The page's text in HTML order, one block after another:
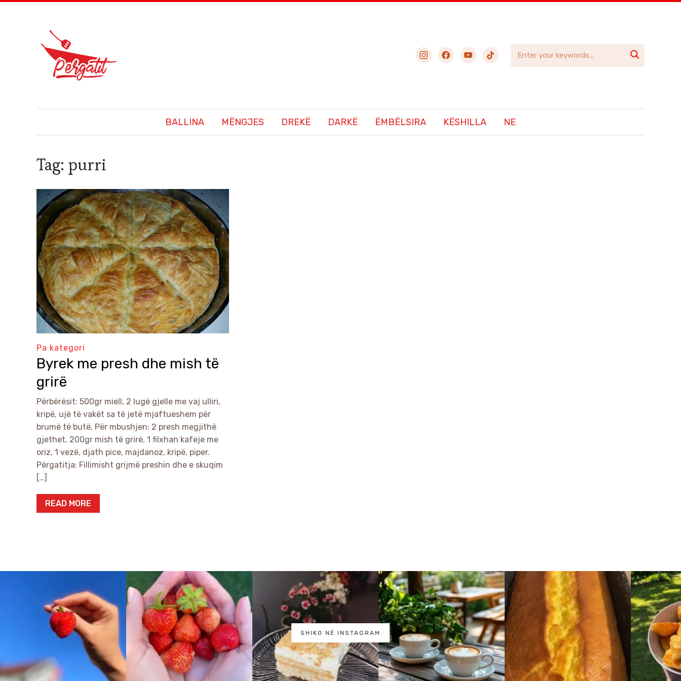
instagramfacebookyoutubetiktok 
BALLINA MËNGJES DREKË DARKË ËMBËLSIRA KËSHILLA NE
Tag: purri
Pa kategori
Byrek me presh dhe mish të
grirë
Përbërësit: 500gr miell, 2 lugë gjelle me vaj ulliri,
kripë, ujë të vakët sa të jetë mjaftueshem për
brumë të butë, Për mbushjen: 2 presh megjithë
gjethet, 200gr mish të grirë, 1 filxhan kafeje me
oriz, 1 vezë, djath pice, majdanoz, kripë, piper.
Përgatitja: Fillimisht grijmë preshin dhe e skuqim
[…]
READ MORE
SHIKO NË INSTAGRAM